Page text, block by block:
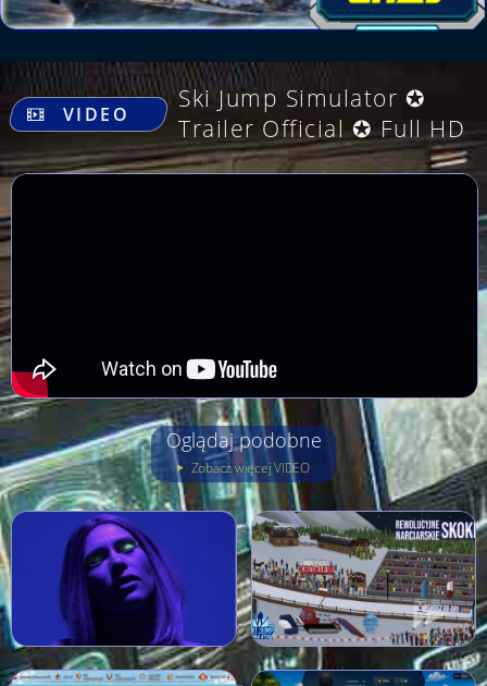
.
VIDEO
Ski Jump Simulator ✪
Trailer Official ✪ Full HD
Oglądaj podobne
Zobacz więcej VIDEO